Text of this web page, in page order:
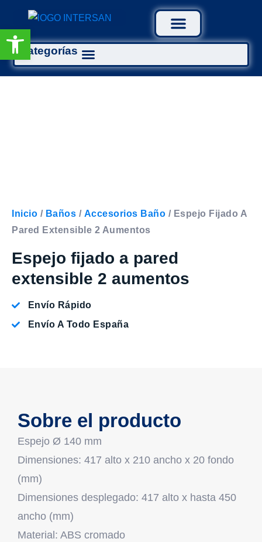
Categorías
Inicio / Baños / Accesorios Baño / Espejo Fijado A
Pared Extensible 2 Aumentos
Espejo fijado a pared
extensible 2 aumentos
Envío Rápido
Envío A Todo España
Sobre el producto
Espejo Ø 140 mm
Dimensiones: 417 alto x 210 ancho x 20 fondo
(mm)
Dimensiones desplegado: 417 alto x hasta 450
ancho (mm)
Material: ABS cromado
Abrir barra de herramientas